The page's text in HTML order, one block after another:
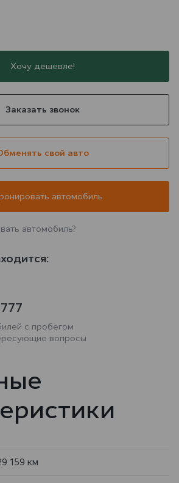
Хочу дешевле!
Заказать звонок
свой авто
автомобиль
автомобиль?
с пробегом
вопросы
159 км